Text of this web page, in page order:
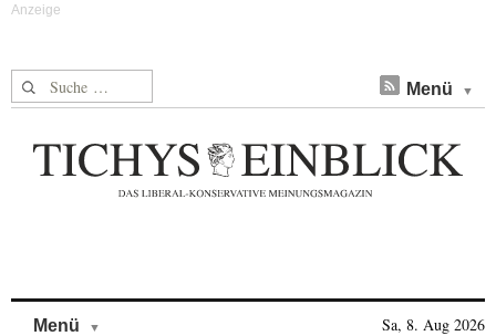
Suche nach: Menü
Menü Sa, 8. Aug 2026